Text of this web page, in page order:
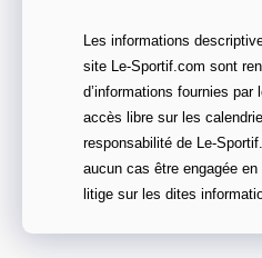
Les informations
site Le-Sportif.com sont
d’informations fournies par
accès libre sur les
responsabilité de Le-
aucun cas être engagée
litige sur les dites